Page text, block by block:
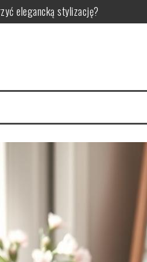
elegancką stylizację?
i zastosowanie w pielęgnacji
zastosowanie i bezpieczeństwo
porów?